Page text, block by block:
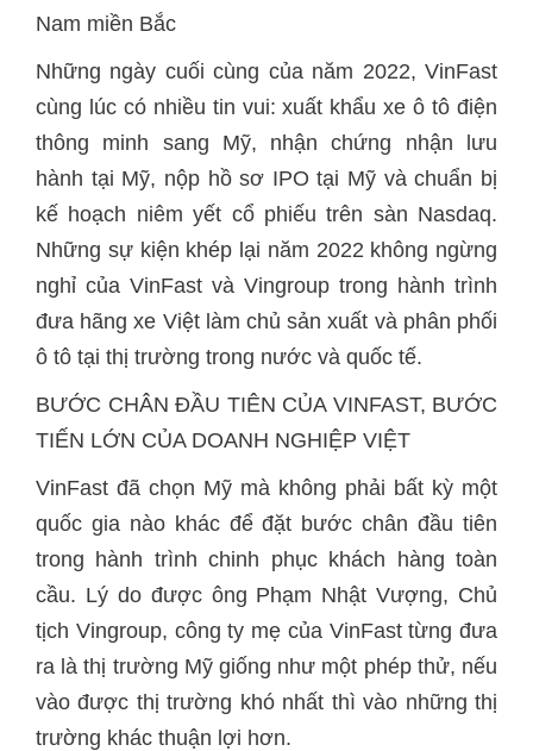
Nam miền Bắc
Những ngày cuối cùng của năm 2022, VinFast
cùng lúc có nhiều tin vui: xuất khẩu xe ô tô điện
thông minh sang Mỹ, nhận chứng nhận lưu
hành tại Mỹ, nộp hồ sơ IPO tại Mỹ và chuẩn bị
kế hoạch niêm yết cổ phiếu trên sàn Nasdaq.
Những sự kiện khép lại năm 2022 không ngừng
nghỉ của VinFast và Vingroup trong hành trình
đưa hãng xe Việt làm chủ sản xuất và phân phối
ô tô tại thị trường trong nước và quốc tế.
BƯỚC CHÂN ĐẦU TIÊN CỦA VINFAST, BƯỚC
TIẾN LỚN CỦA DOANH NGHIỆP VIỆT
VinFast đã chọn Mỹ mà không phải bất kỳ một
quốc gia nào khác để đặt bước chân đầu tiên
trong hành trình chinh phục khách hàng toàn
cầu. Lý do được ông Phạm Nhật Vượng, Chủ
tịch Vingroup, công ty mẹ của VinFast từng đưa
ra là thị trường Mỹ giống như một phép thử, nếu
vào được thị trường khó nhất thì vào những thị
trường khác thuận lợi hơn.